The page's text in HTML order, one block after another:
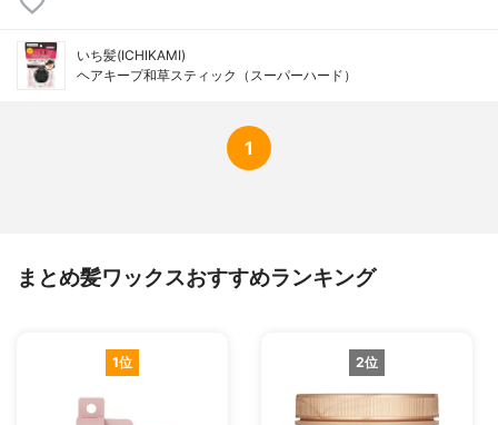
いち髪(ICHIKAMI)
ヘアキープ和草スティック（スーパーハード）
1
まとめ髪ワックスおすすめランキング
1位 2位